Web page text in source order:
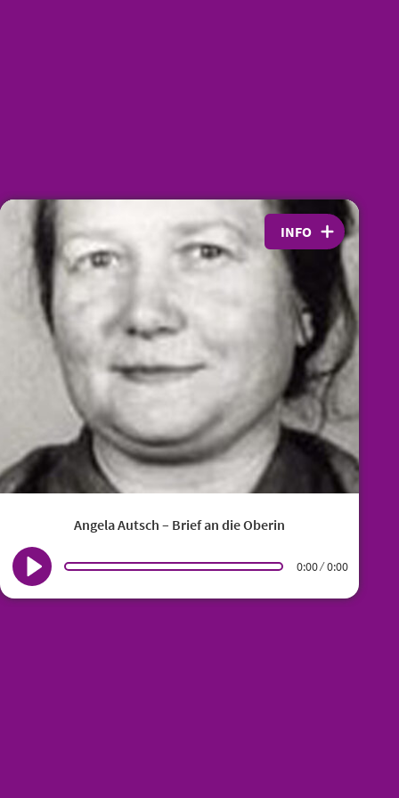
INFO
Angela Autsch – Brief an die Oberin
0:00 0:00
Angela Autsch – Brief an die Oberin
Es sind 67 Briefe mit teils verschlüsselten Inhalten von
Angela Autsch erhalten. Hören Sie hier einen Auszug aus
dem Brief von Schwester Angela an die Mutter Oberin im
Kloster Mötz vom 12. Dezember 1943. Der Brief wurde von
einem SS-Wachmann aus dem KZ Ausschwitz befördert, der
wie Schwester Angela aus dem Sauerland stammte.